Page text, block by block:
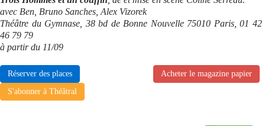
avec Ben, Bruno Sanches, Alex Vizorek
Théâtre du Gymnase, 38 bd de Bonne Nouvelle 75010 Paris, 01 42
46 79 79
à partir du 11/09
Réserver des places
Acheter le magazine papier
S'abonner à Théâtral